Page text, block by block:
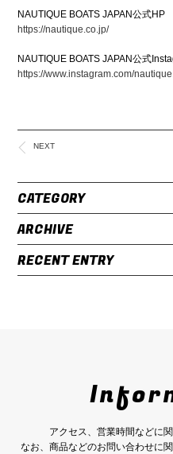
NAUTIQUE BOATS JAPAN公式HP
https://nautique.co.jp/
NAUTIQUE BOATS JAPAN公式
https://www.instagram.com/
NEXT
CATEGORY
ARCHIVE
RECENT ENTRY
アクセス、営業時間などに
なお、商品などのお問い合わせに